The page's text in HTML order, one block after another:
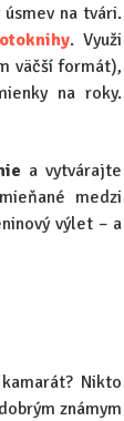
na tvári.
. Využi
väčší formát),
na roky.
a vytvárajte
medzi
výlet – a
Nikto
známym